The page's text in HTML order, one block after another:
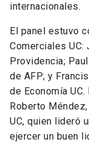
internacionales.
El panel estuvo
Comerciales
Providencia;
de AFP; y
de Economía
Roberto
UC, quien lideró
ejercer un buen